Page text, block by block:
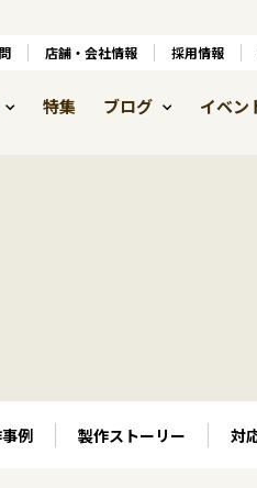
よくあるご質問 店舗・会社情報
特集 ブログ イベン
店舗・会社情報 採用情報
例 製作ストーリー 対